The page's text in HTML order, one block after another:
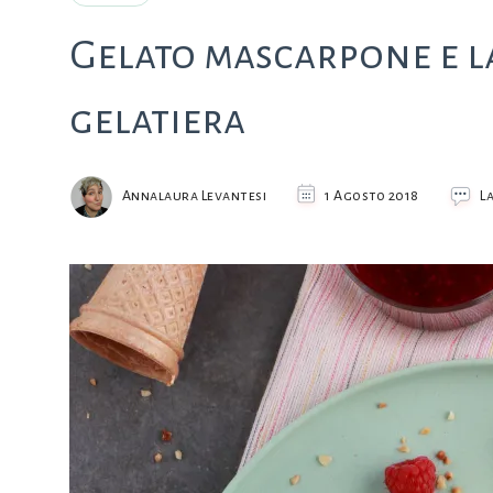
Gelato mascarpone e
gelatiera
Annalaura Levantesi 1 Agosto 2018